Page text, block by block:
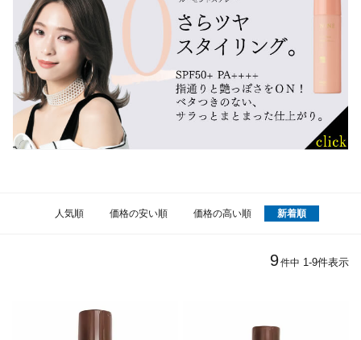
人気順 価格の安い順 価格の高い順 新着順
9件中 1 -9件表示